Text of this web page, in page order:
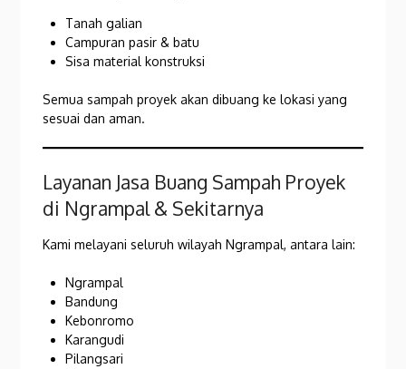
Tanah galian
Campuran pasir & batu
Sisa material konstruksi
Semua sampah proyek akan dibuang ke lokasi yang
sesuai dan aman.
Layanan Jasa Buang Sampah Proyek
di Ngrampal & Sekitarnya
Kami melayani seluruh wilayah Ngrampal, antara lain:
Ngrampal
Bandung
Kebonromo
Karangudi
Pilangsari